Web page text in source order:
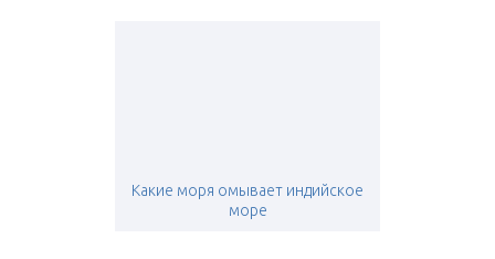
Какие моря омывает индийское
море